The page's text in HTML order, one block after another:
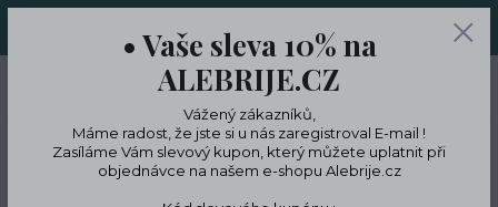
LIMITKÁCH
Menu
• Vaše sleva 10% na
ALEBRIJE.CZ
Vážený zákazníků,
Máme radost, že jste si u nás zaregistroval E-mail !
Zasíláme Vám slevový kupon, který můžete uplatnit při
objednávce na našem e-shopu Alebrije.cz